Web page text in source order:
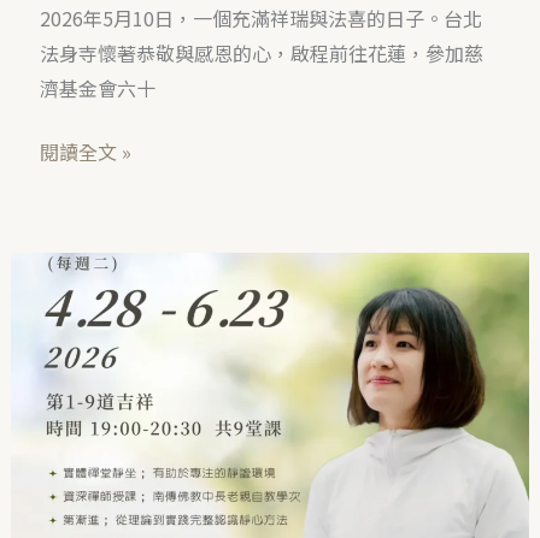
2026年5月10日，一個充滿祥瑞與法喜的日子。台北
法身寺懷著恭敬與感恩的心，啟程前往花蓮，參加慈
濟基金會六十
閱讀全文 »
台
北
靜
坐
與
吉
祥